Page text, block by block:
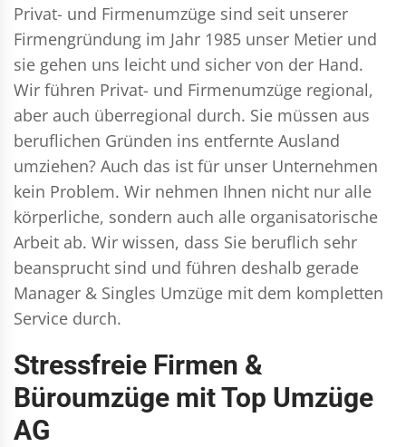
Privat- und Firmenumzüge sind seit unserer
Firmengründung im Jahr 1985 unser Metier und
sie gehen uns leicht und sicher von der Hand.
Wir führen Privat- und Firmenumzüge regional,
aber auch überregional durch. Sie müssen aus
beruflichen Gründen ins entfernte Ausland
umziehen? Auch das ist für unser Unternehmen
kein Problem. Wir nehmen Ihnen nicht nur alle
körperliche, sondern auch alle organisatorische
Arbeit ab. Wir wissen, dass Sie beruflich sehr
beansprucht sind und führen deshalb gerade
Manager & Singles Umzüge mit dem kompletten
Service durch.
Stressfreie Firmen &
Büroumzüge mit Top Umzüge
AG